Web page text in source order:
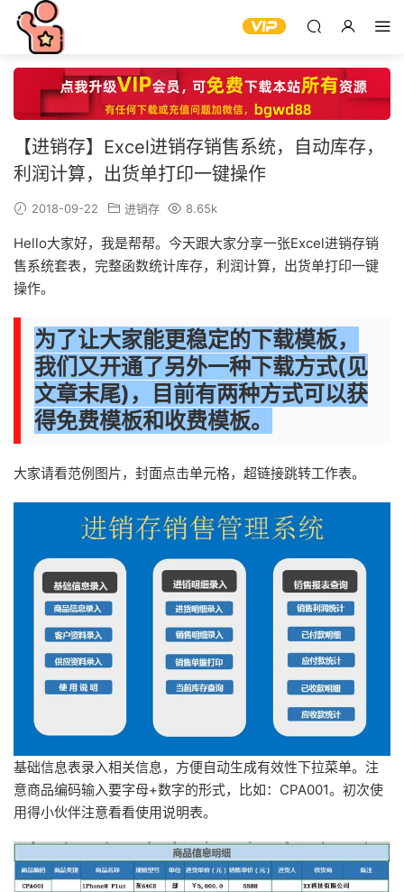
【进销存】Excel进销存销售系统，自动库存，
利润计算，出货单打印一键操作
2018-09-22 进销存 8.65k
Hello大家好，我是帮帮。今天跟大家分享一张Excel进销存销
售系统套表，完整函数统计库存，利润计算，出货单打印一键
操作。
为了让大家能更稳定的下载模板，
我们又开通了另外一种下载方式(见
文章末尾)，目前有两种方式可以获
得免费模板和收费模板。
大家请看范例图片，封面点击单元格，超链接跳转工作表。
基础信息表录入相关信息，方便自动生成有效性下拉菜单。注
意商品编码输入要字母+数字的形式，比如：CPA001。初次使
用得小伙伴注意看看使用说明表。